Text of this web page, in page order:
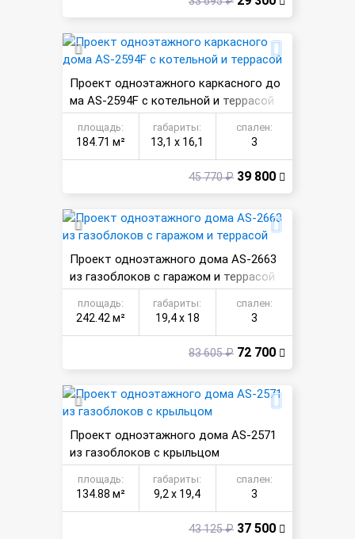
Проект одноэтажного каркасного до
ма AS-2594F с котельной и террасой
площадь:
184.71 м²
габариты:
13,1 х 16,1
спален:
3
45 770 ₽ 39 800
Проект одноэтажного дома AS-2663
из газоблоков с гаражом и террасой
площадь:
242.42 м²
габариты:
19,4 х 18
спален:
3
83 605 ₽ 72 700
Проект одноэтажного дома AS-2571
из газоблоков с крыльцом
площадь:
134.88 м²
габариты:
9,2 х 19,4
спален:
3
43 125 ₽ 37 500